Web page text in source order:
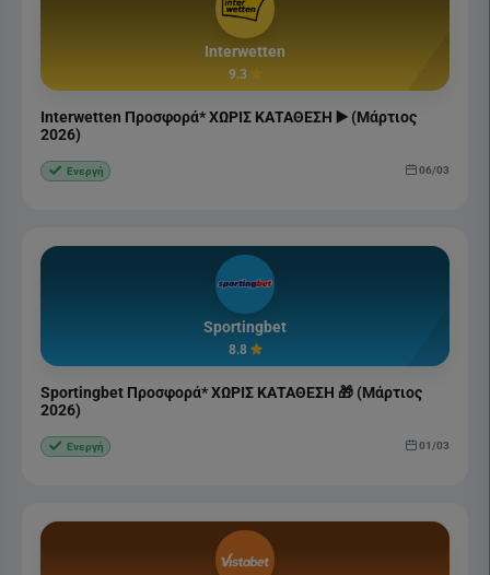
Interwetten
9.3
Interwetten Προσφορά* ΧΩΡΙΣ ΚΑΤΑΘΕΣΗ ▶️ (Μάρτιος
2026)
Ενεργή 06/03
Sportingbet
8.8
Sportingbet Προσφορά* ΧΩΡΙΣ ΚΑΤΑΘΕΣΗ 🎁 (Μάρτιος
2026)
Ενεργή 01/03